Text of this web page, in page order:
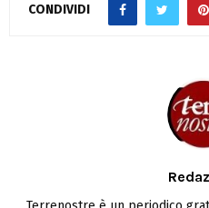
CONDIVIDI